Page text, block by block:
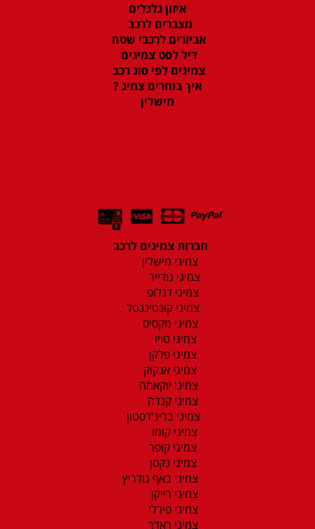
איזון גלגלים
מצברים לרכב
אביזרים לרכבי שטח
דיל לסט צמיגים
צמיגים לפי סוג רכב
איך בוחרים צמיג ?
מישלין
חברות צמיגים לרכב
צמיגי מישלין
צמיגי גודייר
צמיגי דנלופ
צמיגי קונטיננטל
צמיגי מקסיס
צמיגי טויו
צמיגי פלקן
צמיגי אנקוק
צמיגי יוקאמה
צמיגי קנדה
צמיגי בריג'דסטון
צמיגי קומו
צמיגי קופר
צמיגי נקסן
צמיגי באף גודריץ
צמיגי רייקן
צמיגי פירלי
צמיגי ראדר